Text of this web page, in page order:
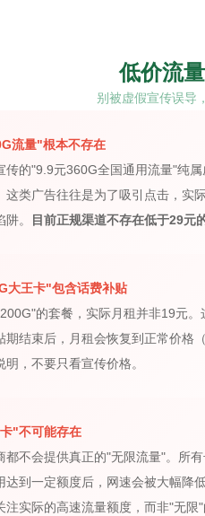
低价流
别被虚假宣传误导
流量"根本不存在
传的"9.9元360G全国通用流量"纯
这类广告往往是为了吸引点击，实
。
目前正规渠道不存在低于29元
大王卡"包含话费补贴
的套餐，实际月租并非19元
期结束后，月租会恢复到正常价格
明，不要只看宣传价格。
"不可能存在
都不会提供真正的"无限流量"。所
达到一定额度后，网速会被大幅降
注实际的高速流量额度，而非"无限